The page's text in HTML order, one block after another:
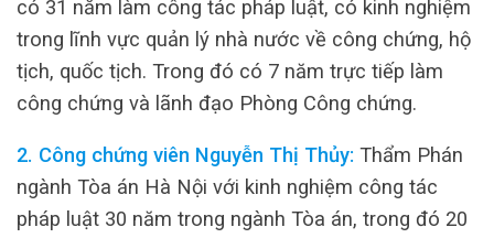
có 31 năm làm công tác pháp luật, có kinh nghiệm
trong lĩnh vực quản lý nhà nước về công chứng, hộ
tịch, quốc tịch. Trong đó có 7 năm trực tiếp làm
công chứng và lãnh đạo Phòng Công chứng.
2. Công chứng viên Nguyễn Thị Thủy: Thẩm Phán
ngành Tòa án Hà Nội với kinh nghiệm công tác
pháp luật 30 năm trong ngành Tòa án, trong đó 20